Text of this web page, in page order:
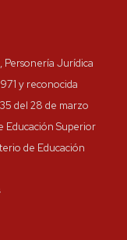
Personería Jurídica
y reconocida
del 28 de marzo
Educación Superior
de Educación